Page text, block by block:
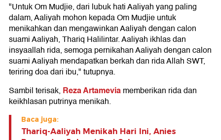
"Untuk Om Mudjie, dari lubuk hati Aaliyah yang paling
dalam, Aaliyah mohon kepada Om Mudjie untuk
menikahkan dan mengawinkan Aaliyah dengan calon
suami Aaliyah, Thariq Halilintar. Aaliyah ikhlas dan
insyaallah rida, semoga pernikahan Aaliyah dengan calon
suami Aaliyah mendapatkan berkah dan rida Allah SWT,
teriring doa dari ibu," tutupnya.
Sambil terisak, Reza Artameviamemberikan rida dan
keikhlasan putrinya menikah.
Baca juga:
Thariq-Aaliyah Menikah Hari Ini, Anies